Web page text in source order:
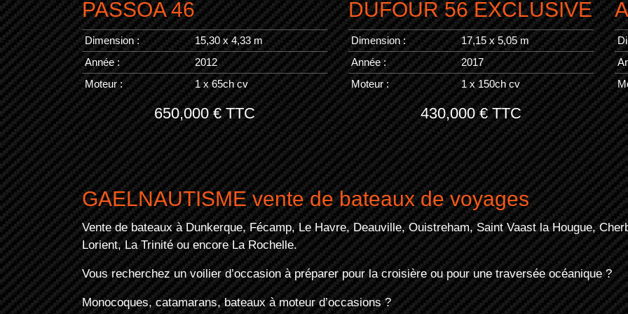
PASSOA 46
Dimension :
15,30 x 4,33 m
Année :
2012
Moteur :
1 x 65ch cv
650,000 € TTC
DUFOUR 56 EXCLUSIVE
Dimension :
17,15 x 5,05 m
Année :
2017
Moteur :
1 x 150ch cv
430,000 € TTC
GAELNAUTISME vente de bateaux de voyages
Vente de bateaux à Dunkerque, Fécamp, Le Havre, Deauville, Ouistreham, Saint Vaast la Hougue,
Lorient, La Trinité ou encore La Rochelle.
Vous recherchez un voilier d’occasion à préparer pour la croisière ou pour une traversée océanique ?
Monocoques, catamarans, bateaux à moteur d’occasions ?